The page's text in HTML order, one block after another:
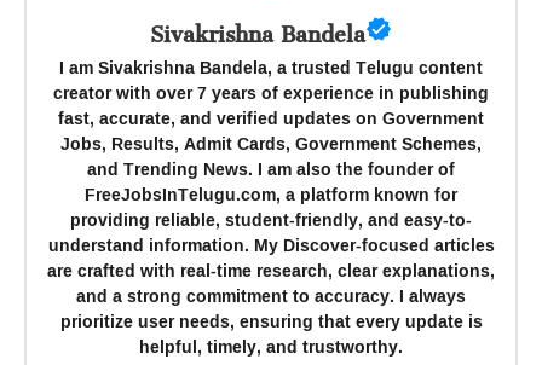
Sivakrishna Bandela
I am Sivakrishna Bandela, a trusted Telugu content
creator with over 7 years of experience in publishing
fast, accurate, and verified updates on Government
Jobs, Results, Admit Cards, Government Schemes,
and Trending News. I am also the founder of
FreeJobsInTelugu.com, a platform known for
providing reliable, student-friendly, and easy-to-
understand information. My Discover-focused articles
are crafted with real-time research, clear explanations,
and a strong commitment to accuracy. I always
prioritize user needs, ensuring that every update is
helpful, timely, and trustworthy.